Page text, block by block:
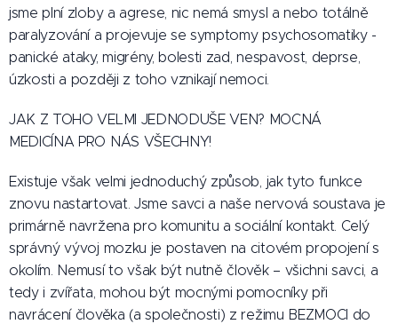
jsme plní zloby a agrese, nic nemá smysl a nebo totálně
paralyzování a projevuje se symptomy psychosomatiky -
panické ataky, migrény, bolesti zad, nespavost, deprse,
úzkosti a později z toho vznikají nemoci.
JAK Z TOHO VELMI JEDNODUŠE VEN? MOCNÁ
MEDICÍNA PRO NÁS VŠECHNY!
Existuje však velmi jednoduchý způsob, jak tyto funkce
znovu nastartovat. Jsme savci a naše nervová soustava je
primárně navržena pro komunitu a sociální kontakt. Celý
správný vývoj mozku je postaven na citovém propojení s
okolím. Nemusí to však být nutně člověk – všichni savci, a
tedy i zvířata, mohou být mocnými pomocníky při
navrácení člověka (a společnosti) z režimu BEZMOCI do